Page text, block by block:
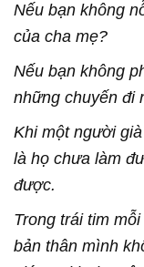
Nếu bạn không
của cha mẹ?
Nếu bạn không
những chuyến đi
Khi một người
là họ chưa làm
được.
Trong trái tim
bản thân mình